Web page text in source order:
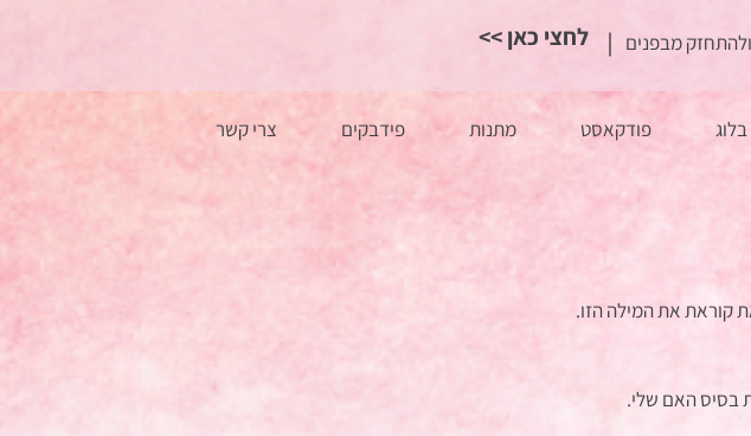
מבפנים << לחצי כאן
בלוג פודקאסט מתנות פידבקים צרי קשר
קוראת את המילה הזו.
בסיס האם שלי.